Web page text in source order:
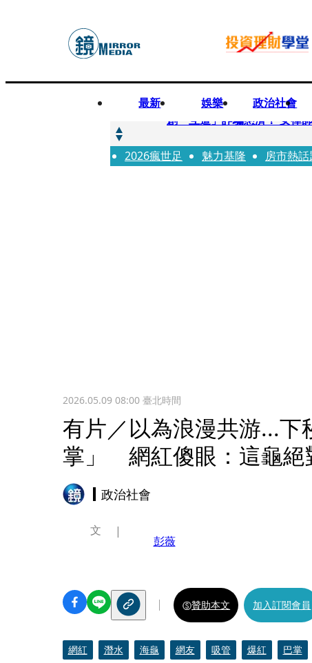
最新 娛樂 政治社會
快訊
創「互道」詐騙慈濟！ 女律
快訊
前時力黨魁表態「反對刪公
2026瘋世足 魅力基隆 房市熱話
2026.05.09 08:00臺北時間
有片／以為浪漫共游...下
掌」 網紅傻眼：這龜絕
政治社會
文
彭薇
贊助本文 加入訂閱會員
網紅 潛水 海龜 網友 吸管 爆紅 巴掌